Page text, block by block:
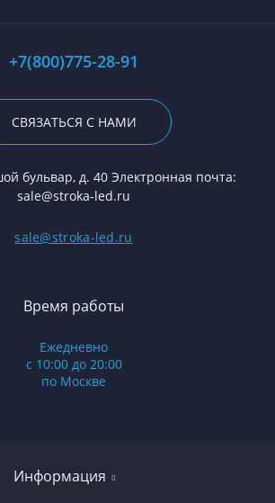
+7(800)775-28-91
СВЯЗАТЬСЯ С НАМИ
бульвар, д. 40 Электронная почта:
sale@stroka-led.ru
sale@stroka-led.ru
Информация
Время работы
Ежедневно
с 10:00 до 20:00
по Москве